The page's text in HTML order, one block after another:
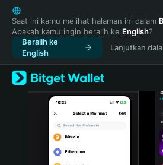
English
日本語
Tiếng Việt
Русский
Español (Latinoamérica)
Türkçe
Italiano
Saat ini kamu melihat halaman ini dalam
Apakah kamu ingin beralih ke English?
Beralih ke
English
Lanjutkan